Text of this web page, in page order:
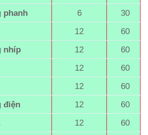
phanh 6
30
12
60
nhíp 12
60
12
60
12
60
điện 12
60
12
60